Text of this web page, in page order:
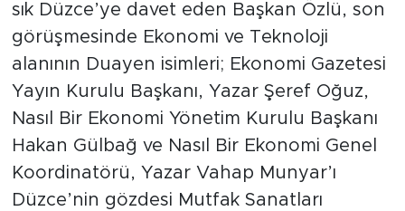
sık Düzce’ye davet eden Başkan Özlü, son
görüşmesinde Ekonomi ve Teknoloji
alanının Duayen isimleri; Ekonomi Gazetesi
Yayın Kurulu Başkanı, Yazar Şeref Oğuz,
Nasıl Bir Ekonomi Yönetim Kurulu Başkanı
Hakan Gülbağ ve Nasıl Bir Ekonomi Genel
Koordinatörü, Yazar Vahap Munyar’ı
Düzce’nin gözdesi Mutfak Sanatları